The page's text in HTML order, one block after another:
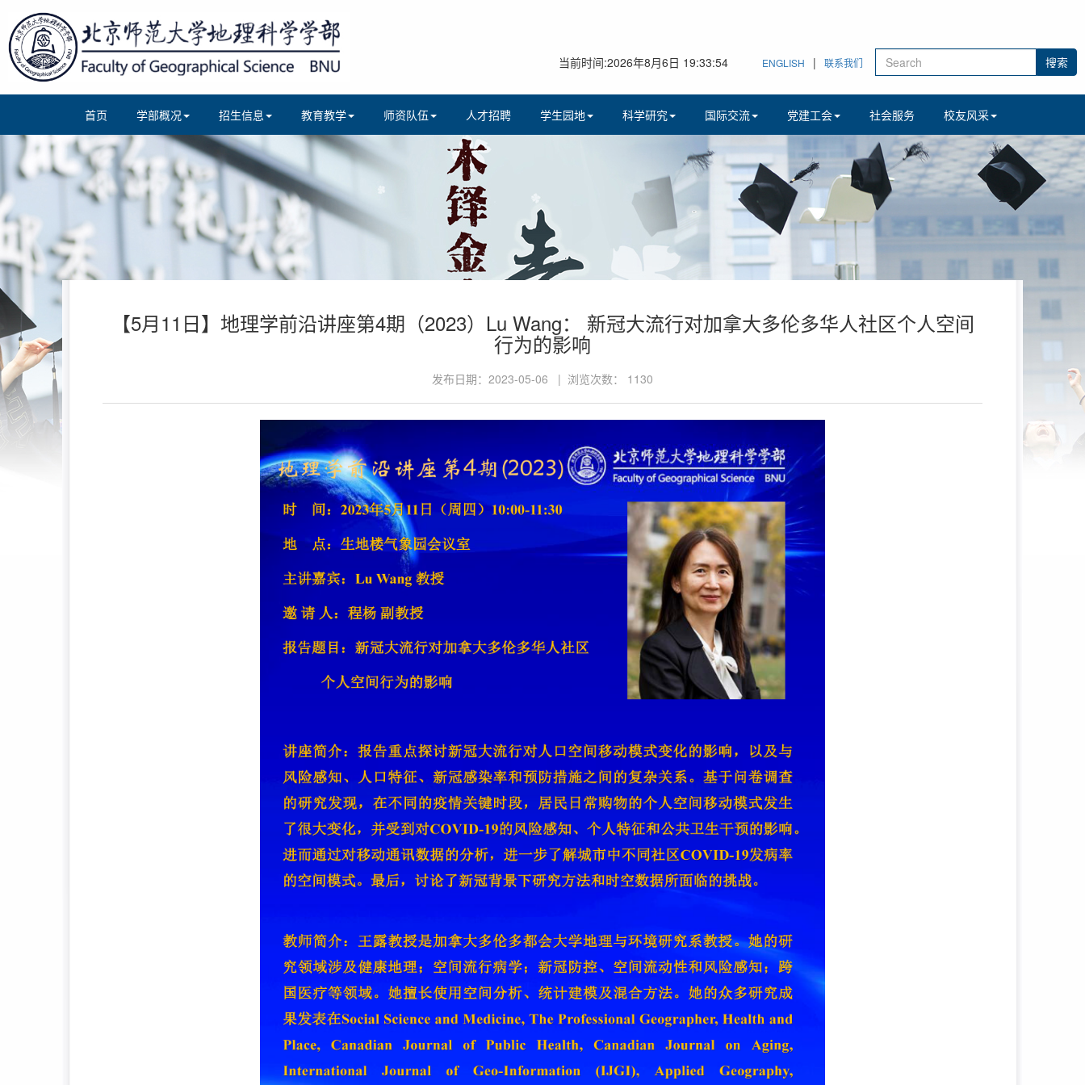
当前时间:2026年8月6日 19:33:54 ENGLISH | 联系我们
首页 学部概况 招生信息 教育教学 师资队伍 人才招聘 学生园地 科学研究 国际交流 党建工会 社会服务 校友风采
【5月11日】地理学前沿讲座第4期（2023）Lu Wang： 新冠大流行对加拿大多伦多华人社区个人空间
行为的影响
发布日期：2023-05-06 | 浏览次数： 1130